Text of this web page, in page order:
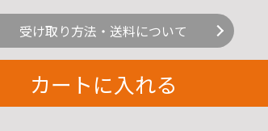
受け取り方法・送料について
カートに入れる